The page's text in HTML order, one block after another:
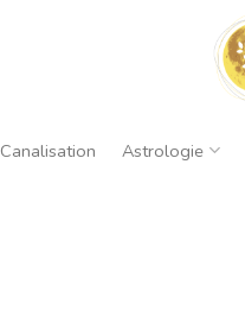
Canalisation Astrologie